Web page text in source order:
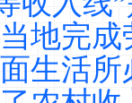
地完
生活